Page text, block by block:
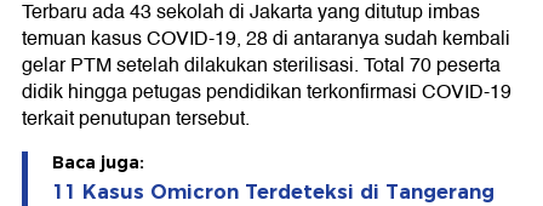
Terbaru ada 43 sekolah di Jakarta yang ditutup imbas
temuan kasus COVID-19, 28 di antaranya sudah kembali
gelar PTM setelah dilakukan sterilisasi. Total 70 peserta
didik hingga petugas pendidikan terkonfirmasi COVID-19
terkait penutupan tersebut.
Baca juga:
11 Kasus Omicron Terdeteksi di Tangerang